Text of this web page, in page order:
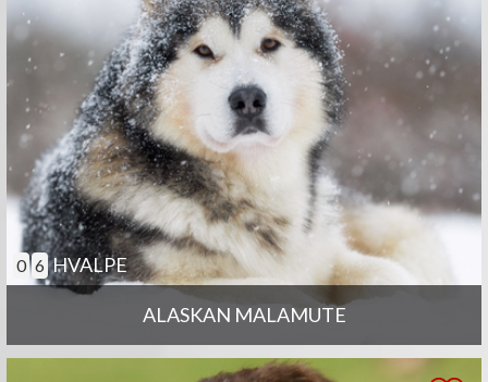
ALASKAN MALAMUTE
0 6 HVALPE